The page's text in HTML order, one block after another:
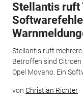
Stellantis ruft
Stellantis ruft
Betroffen sind Citroën
Opel Movano. Ein
von Christian Richter